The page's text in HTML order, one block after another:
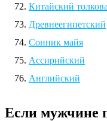
Китайский
Древнеегипетский
Сонник майя
Ассирийский
Английский
Если мужчине